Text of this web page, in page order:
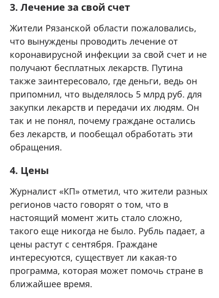
3. Лечение за свой счет
Жители Рязанской области пожаловались,
что вынуждены проводить лечение от
коронавирусной инфекции за свой счет и не
получают бесплатных лекарств. Путина
также заинтересовало, где деньги, ведь он
припомнил, что выделялось 5 млрд руб. для
закупки лекарств и передачи их людям. Он
так и не понял, почему граждане остались
без лекарств, и пообещал обработать эти
обращения.
4. Цены
Журналист «КП» отметил, что жители разных
регионов часто говорят о том, что в
настоящий момент жить стало сложно,
такого еще никогда не было. Рубль падает, а
цены растут с сентября. Граждане
интересуются, существует ли какая-то
программа, которая может помочь стране в
ближайшее время.